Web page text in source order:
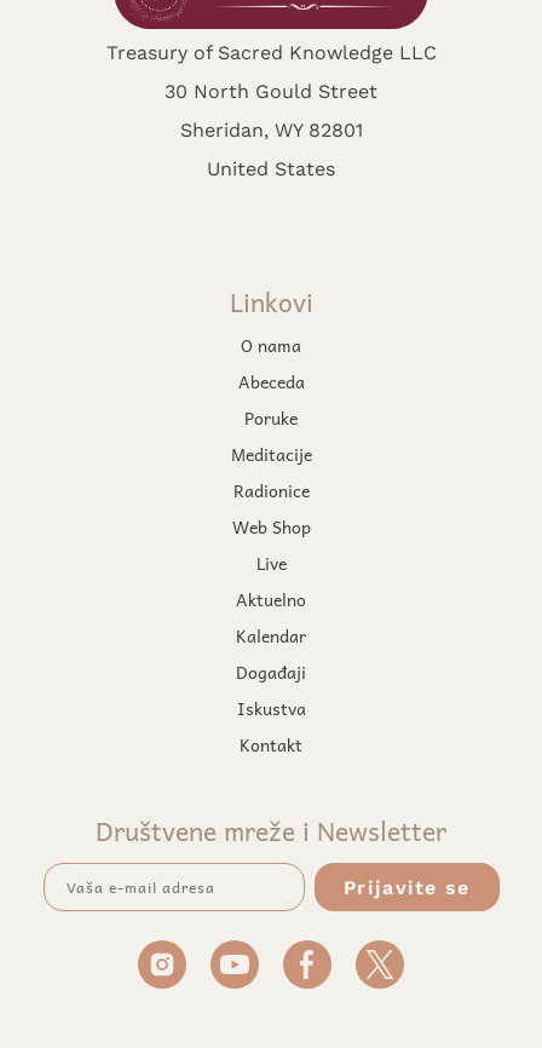
Treasury of Sacred Knowledge LLC
30 North Gould Street
Sheridan, WY 82801
United States
Linkovi
O nama
Abeceda
Poruke
Meditacije
Radionice
Web Shop
Live
Aktuelno
Kalendar
Događaji
Iskustva
Kontakt
Društvene mreže i Newsletter